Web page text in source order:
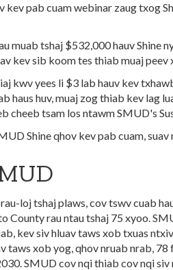
kev pab cuam webinar zaug txog
muab tshaj $532,000 hauv Shine
kev sib koom tes thiab muaj peev
kwv yees li $3 lab hauv kev
haus huv, muaj zog thiab kev lag
cheeb tsam los ntawm SMUD's
Shine qhov kev pab cuam,
loj tshaj plaws, cov tswv cuab
County rau ntau tshaj 75 xyoo.
kev siv hluav taws xob txuas
taws xob yog, qhov nruab nrab,
SMUD cov nqi thiab cov nqi